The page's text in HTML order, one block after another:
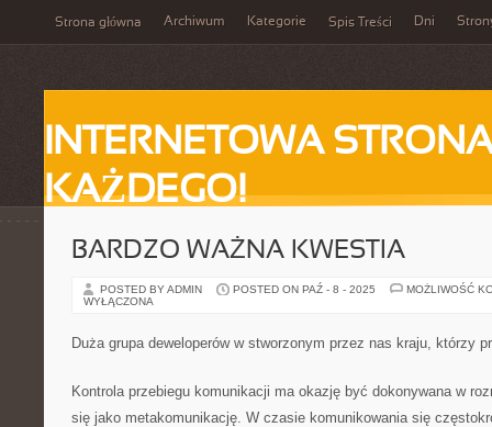
Strona główna Archiwum Kategorie Spis Treści Dni
INTERNETOWA
KAŻDEGO!
BARDZO WAŻNA KWESTIA
POSTED BY ADMIN POSTED ON PAŹ - 8 - 2025
MOŻLIWOŚĆ
WYŁĄCZONA
Duża grupa deweloperów w stworzonym przez nas kraju, którzy
Kontrola przebiegu komunikacji ma okazję być dokonywana w
się jako metakomunikację. W czasie komunikowania się